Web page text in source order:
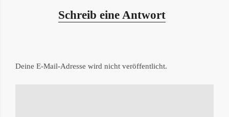
Schreib eine Antwort
Deine E-Mail-Adresse wird nicht veröffentlicht.